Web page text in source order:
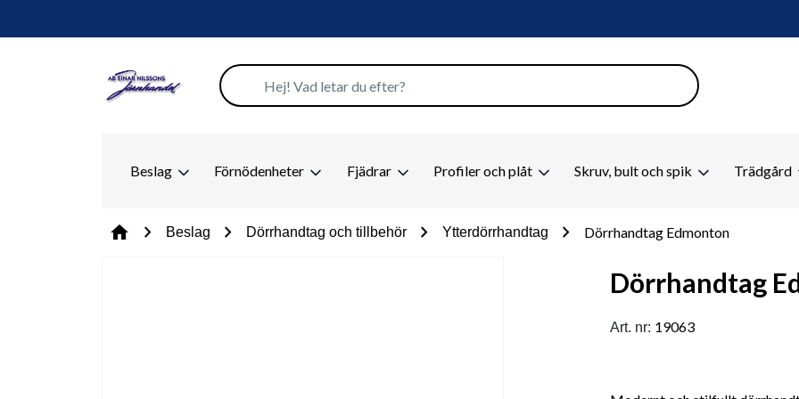
Beslag Förnödenheter Fjädrar Profiler och plåt Skruv, bult och spik Trädgård
home chevron_right Beslag chevron_right Dörrhandtag och tillbehör chevron_right Ytterdörrhandtag chevron_right Dörrhandtag Edmonton
Dörrhandtag
Art. nr: 19063